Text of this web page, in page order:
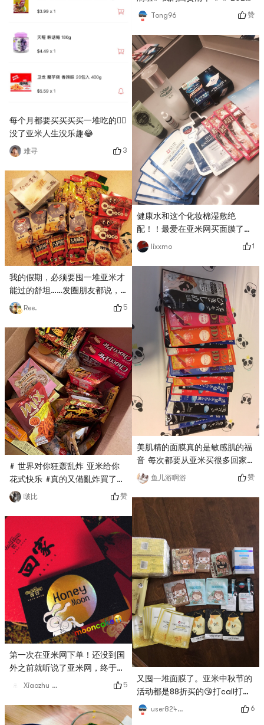
每个月都要买买买买一堆吃的💁‍♀️
没了亚米人生没乐趣😂
难寻 3
我的假期，必须要囤一堆亚米才
能过的舒坦……发圈朋友都说，
一看这些东西就是中国人😂
Ree. 5
# 世界对你狂轰乱炸 亚米给你
花式快乐 #真的又備亂炸買了一
堆，大箱滿滿的食物，150又沒
了！
啵比 赞
第一次在亚米网下单！还没到国
外之前就听说了亚米网，终于下
单了！正好赶上卖月饼就买了几
留学党啊 还有辣条和面膜卖每
次逛亚米网都能逛很久点一堆零
Xiaozhu Cui 5
亚米开学季 #
Tong96 赞
健康水和这个化妆棉湿敷绝
配！！最爱在亚米网买面膜了
每次都一堆一堆的买 这次快用
完了 等双十一继续囤！！
lixxmo 1
美肌精的面膜真的是敏感肌的福
音 每次都要从亚米买很多回家
超激动的！！！
鱼儿游啊游 赞
又囤一堆面膜了。亚米中秋节的
活动都是88折买的😘打call打
call 感觉家里没有两百片面膜就
发慌😂
user8247727097 6